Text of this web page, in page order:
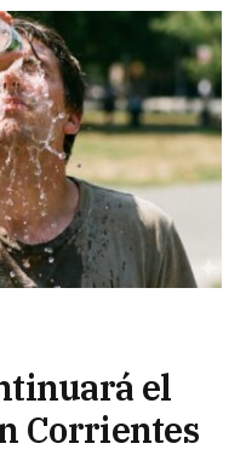
el
Corrientes